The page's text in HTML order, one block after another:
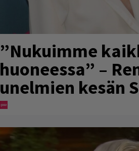
”Nukuimme
huoneessa” –
unelmien kesän